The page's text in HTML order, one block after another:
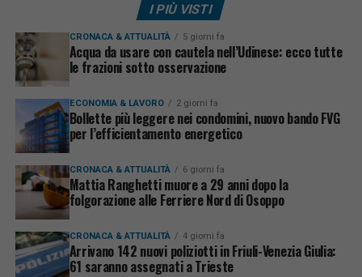
I PIÙ VISTI
CRONACA & ATTUALITÀ 5 giorni fa
Acqua da usare con cautela nell’Udinese: ecco tutte
le frazioni sotto osservazione
ECONOMIA & LAVORO 2 giorni fa
Bollette più leggere nei condomini, nuovo bando FVG
per l’efficientamento energetico
CRONACA & ATTUALITÀ 6 giorni fa
Mattia Ranghetti muore a 29 anni dopo la
folgorazione alle Ferriere Nord di Osoppo
CRONACA & ATTUALITÀ 4 giorni fa
Arrivano 142 nuovi poliziotti in Friuli-Venezia Giulia:
61 saranno assegnati a Trieste